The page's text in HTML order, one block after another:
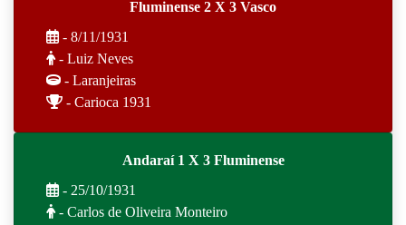
Fluminense 2 X 3 Vasco
- 8/11/1931
- Luiz Neves
- Laranjeiras
- Carioca 1931
Andaraí 1 X 3 Fluminense
- 25/10/1931
- Carlos de Oliveira Monteiro